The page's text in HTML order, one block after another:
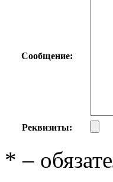
Сообщение:
Реквизиты:
* –